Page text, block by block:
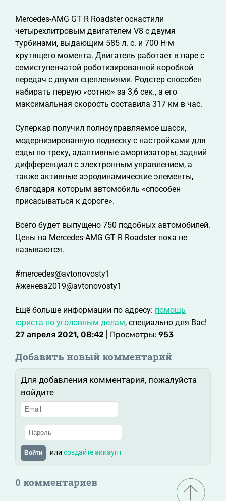
Mercedes-AMG GT R Roadster оснастили
четырехлитровым двигателем V8 с двумя
турбинами, выдающим 585 л. с. и 700 Н·м
крутящего момента. Двигатель работает в паре с
семиступенчатой роботизированной коробкой
передач с двумя сцеплениями. Родстер способен
набирать первую «сотню» за 3,6 сек., а его
максимальная скорость составила 317 км в час.
Суперкар получил полноуправляемое шасси,
модернизированную подвеску с настройками для
езды по треку, адаптивные амортизаторы, задний
дифференциал с электронным управлением, а
также активные аэродинамические элементы,
благодаря которым автомобиль «способен
присасываться к дороге».
Всего будет выпущено 750 подобных автомобилей.
Цены на Mercedes-AMG GT R Roadster пока не
называются.
#mercedes@avtonovosty1
#женева2019@avtonovosty1
Ещё больше информации по адресу: помощь
юриста по уголовным делам, специально для Вас!
27 апреля 2021, 08:42 | Просмотры: 953
Добавить новый комментарий
Для добавления комментария, пожалуйста
войдите
Войти или создайте аккаунт
0 комментариев